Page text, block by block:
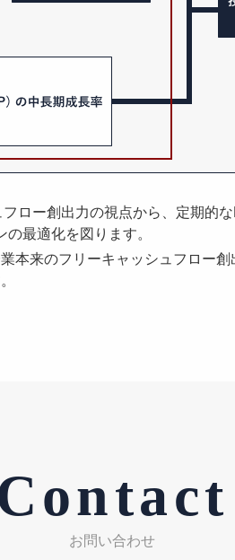
ロー創出力の視点から、定期的
最適化を図ります。
本来のフリーキャッシュフロー
お問い合わせ